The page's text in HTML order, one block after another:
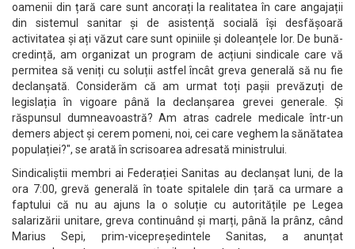
oamenii din țară care sunt ancorați la realitatea în care angajații
din sistemul sanitar și de asistență socială își desfășoară
activitatea și ați văzut care sunt opiniile și doleanțele lor. De bună-
credință, am organizat un program de acțiuni sindicale care vă
permitea să veniți cu soluții astfel încât greva generală să nu fie
declanșată. Considerăm că am urmat toți pașii prevăzuți de
legislația în vigoare până la declanșarea grevei generale. Și
răspunsul dumneavoastră? Am atras cadrele medicale într-un
demers abject și cerem pomeni, noi, cei care veghem la sănătatea
populației?", se arată în scrisoarea adresată ministrului.
Sindicaliștii membri ai Federației Sanitas au declanșat luni, de la
ora 7:00, grevă generală în toate spitalele din țară ca urmare a
faptului că nu au ajuns la o soluție cu autoritățile pe Legea
salarizării unitare, greva continuând și marți, până la prânz, când
Marius Sepi, prim-vicepreședintele Sanitas, a anunțat